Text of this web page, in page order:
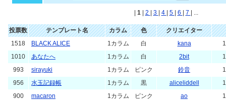
1 2 3 4 5 6 7 | ...
投票数 テンプレート名 カラム 色
クリエイター
1518
BLACK ALICE 1カラム 白 kana
1010
あなたへ 1カラム 白 2bit
993
sirayuki 1カラム ピンク 鈴音
956
水玉記録帳 1カラム 黒 aliceliddell
900
macaron 1カラム ピンク ao